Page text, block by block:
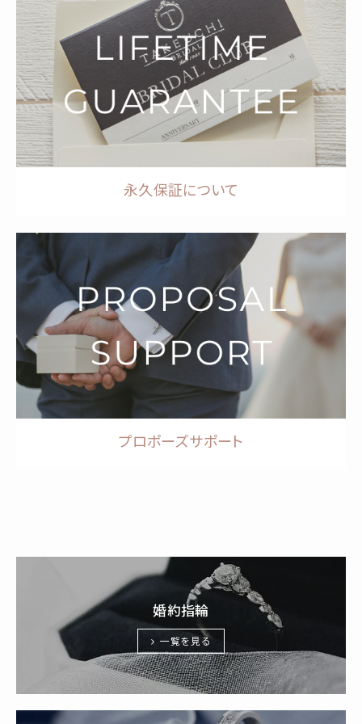
永久保証について
プロポーズサポート
婚約指輪
一覧を見る